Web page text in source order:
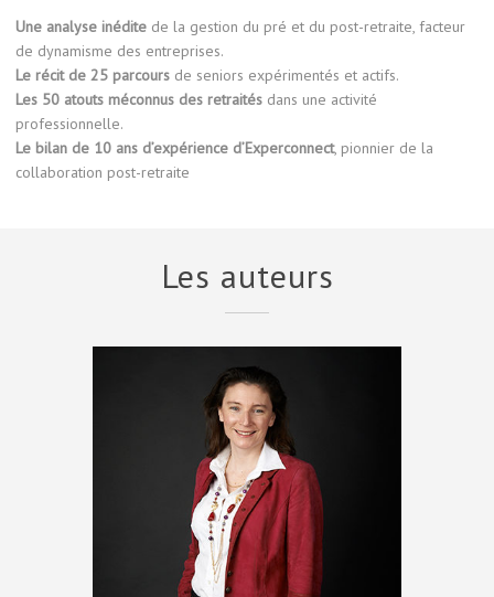
Une analyse inédite de la gestion du pré et du post-retraite, facteur
de dynamisme des entreprises.
Le récit de 25 parcours de seniors expérimentés et actifs.
Les 50 atouts méconnus des retraités dans une activité
professionnelle.
Le bilan de 10 ans d’expérience d’Experconnect, pionnier de la
collaboration post-retraite
Les auteurs